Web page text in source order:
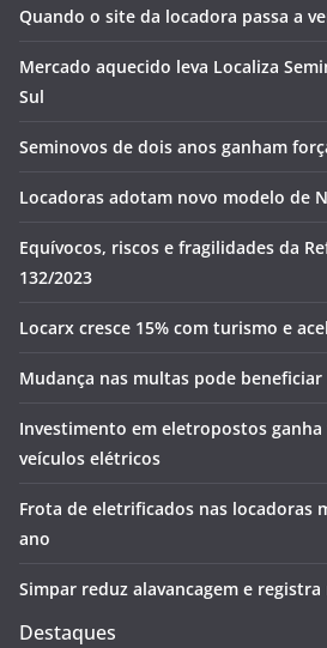
Quando o site da locadora passa a
Mercado aquecido leva Localiza
Sul
Seminovos de dois anos ganham
Locadoras adotam novo modelo de
Equívocos, riscos e fragilidades da
132/2023
Locarx cresce 15% com turismo e
Mudança nas multas pode
Investimento em eletropostos
veículos elétricos
Frota de eletrificados nas locadoras
ano
Simpar reduz alavancagem e
Destaques